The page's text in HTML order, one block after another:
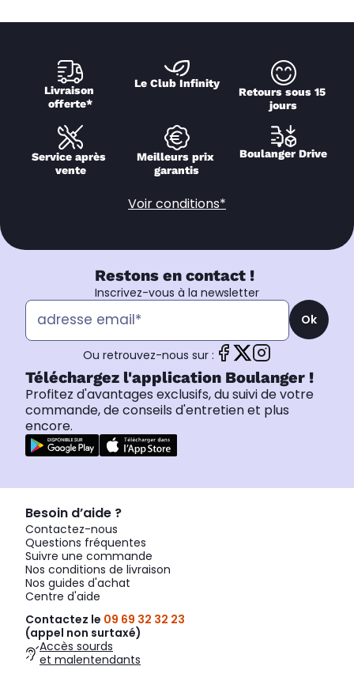
Livraison
offerte*
Le Club Infinity
Retours sous 15
jours
Service après
vente
Meilleurs prix
garantis
Boulanger Drive
Voir conditions*
Restons en contact !
Inscrivez-vous à la newsletter
Ok
Ou retrouvez-nous sur :
Téléchargez l'application Boulanger !
Profitez d'avantages exclusifs, du suivi de votre
commande, de conseils d'entretien et plus
encore.
Besoin d’aide ?
Contactez-nous
Questions fréquentes
Suivre une commande
Nos conditions de livraison
Nos guides d'achat
Centre d'aide
Contactez le 09 69 32 32 23
(appel non surtaxé)
Accès sourds
et malentendants